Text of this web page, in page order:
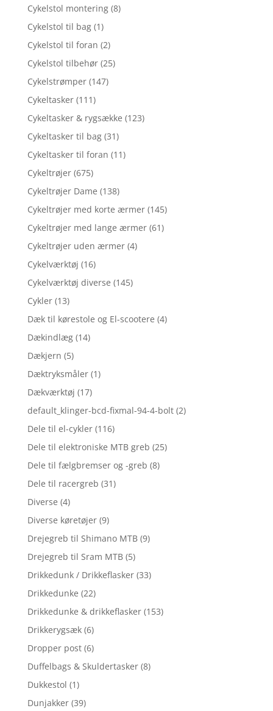
Cykelstol montering (8)
Cykelstol til bag (1)
Cykelstol til foran (2)
Cykelstol tilbehør (25)
Cykelstrømper (147)
Cykeltasker (111)
Cykeltasker & rygsække (123)
Cykeltasker til bag (31)
Cykeltasker til foran (11)
Cykeltrøjer (675)
Cykeltrøjer Dame (138)
Cykeltrøjer med korte ærmer (145)
Cykeltrøjer med lange ærmer (61)
Cykeltrøjer uden ærmer (4)
Cykelværktøj (16)
Cykelværktøj diverse (145)
Cykler (13)
Dæk til kørestole og El-scootere (4)
Dækindlæg (14)
Dækjern (5)
Dæktryksmåler (1)
Dækværktøj (17)
default_klinger-bcd-fixmal-94-4-bolt (2)
Dele til el-cykler (116)
Dele til elektroniske MTB greb (25)
Dele til fælgbremser og -greb (8)
Dele til racergreb (31)
Diverse (4)
Diverse køretøjer (9)
Drejegreb til Shimano MTB (9)
Drejegreb til Sram MTB (5)
Drikkedunk / Drikkeflasker (33)
Drikkedunke (22)
Drikkedunke & drikkeflasker (153)
Drikkerygsæk (6)
Dropper post (6)
Duffelbags & Skuldertasker (8)
Dukkestol (1)
Dunjakker (39)